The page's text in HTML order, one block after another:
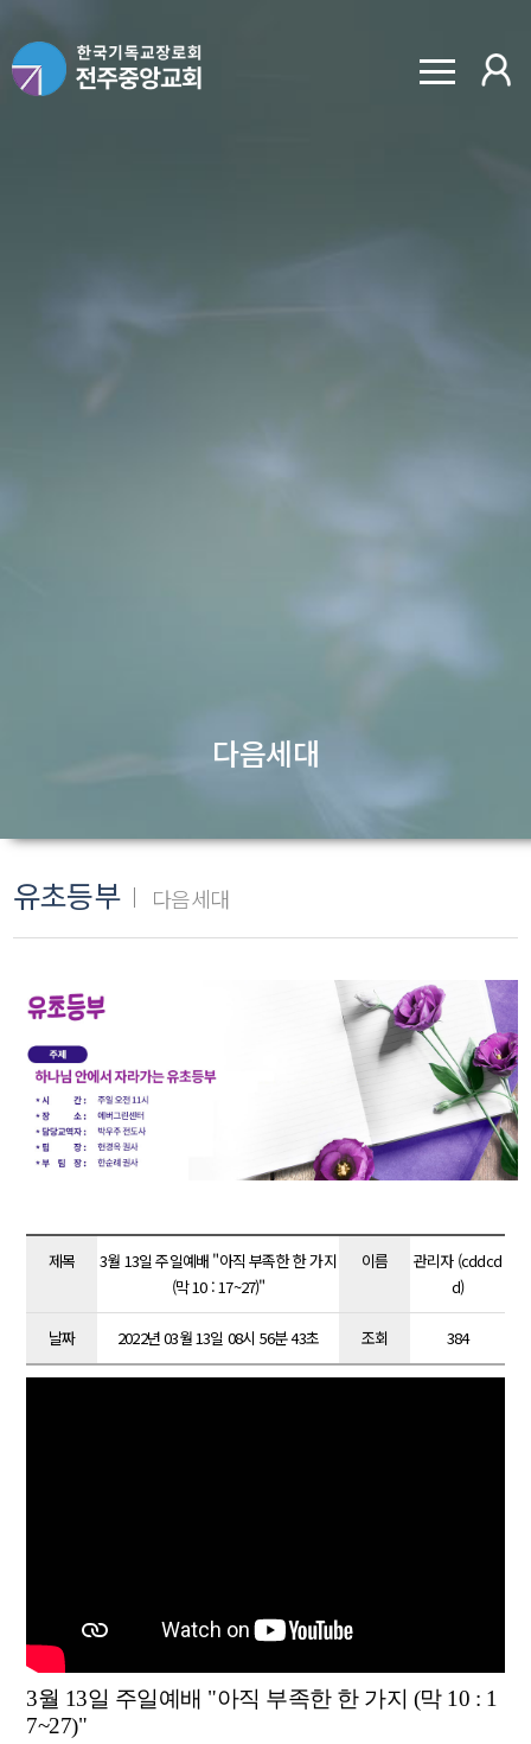
다음세대
유초등부 다음세대
제목
3월 13일 주일예배 "아직 부족한 한 가지
(막 10 : 17~27)"
이름
관리자 (cddcd
d)
날짜 2022년 03월 13일 08시 56분 43초 조회 384
3월 13일 주일예배 "아직 부족한 한 가지 (막 10 : 1
7~27)"